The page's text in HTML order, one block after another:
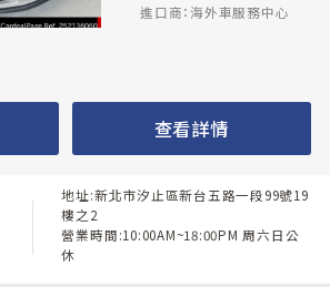
進口商：海外車服務中心
查看詳情
地址:新北市汐止區新台五路一段99號19
樓之2
營業時間:10:00AM~18:00PM 周六日公
休